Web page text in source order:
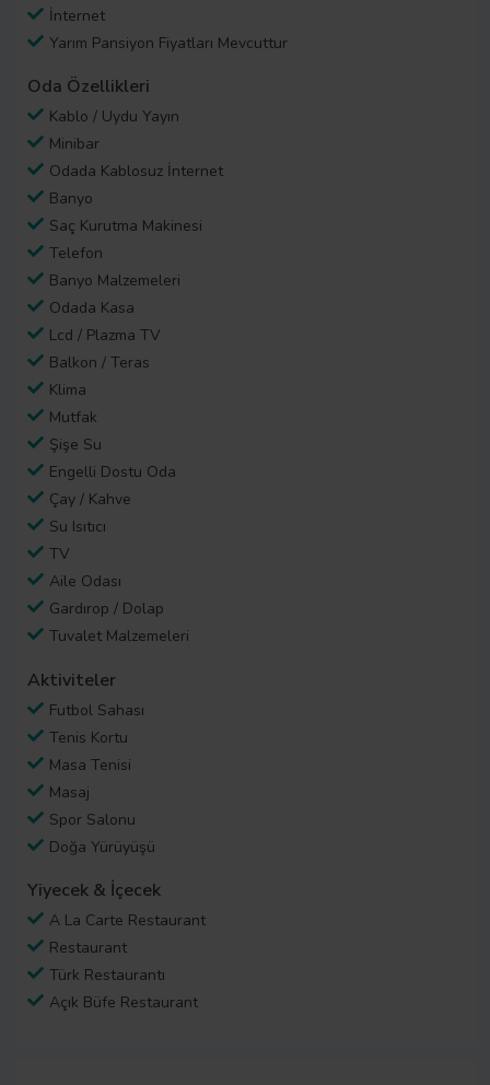
İnternet
Yarım Pansiyon Fiyatları Mevcuttur
Oda Özellikleri
Kablo / Uydu Yayın
Minibar
Odada Kablosuz İnternet
Banyo
Saç Kurutma Makinesi
Telefon
Banyo Malzemeleri
Odada Kasa
Lcd / Plazma TV
Balkon / Teras
Klima
Mutfak
Şişe Su
Engelli Dostu Oda
Çay / Kahve
Su Isıtıcı
TV
Aile Odası
Gardırop / Dolap
Tuvalet Malzemeleri
Aktiviteler
Futbol Sahası
Tenis Kortu
Masa Tenisi
Masaj
Spor Salonu
Doğa Yürüyüşü
Yiyecek & İçecek
A La Carte Restaurant
Restaurant
Türk Restaurantı
Açık Büfe Restaurant